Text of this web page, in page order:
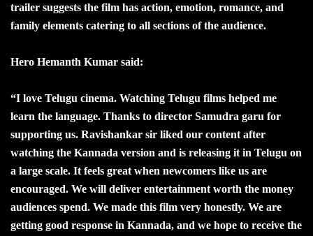
trailer suggests the film has action, emotion, romance, and
family elements catering to all sections of the audience.
Hero Hemanth Kumar said:
“I love Telugu cinema. Watching Telugu films helped me
learn the language. Thanks to director Samudra garu for
supporting us. Ravishankar sir liked our content after
watching the Kannada version and is releasing it in Telugu on
a large scale. It feels great when newcomers like us are
encouraged. We will deliver entertainment worth the money
audiences spend. We made this film very honestly. We are
getting good response in Kannada, and we hope to receive the